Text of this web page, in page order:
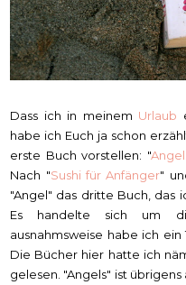
Dass ich in meinem Urlaub
habe ich Euch ja schon
erste Buch vorstellen: "
Nach "Sushi für Anfänger"
"Angel" das dritte Buch, das
Es handelte sich um
ausnahmsweise habe ich
Die Bücher hier hatte ich
gelesen. "Angels" ist